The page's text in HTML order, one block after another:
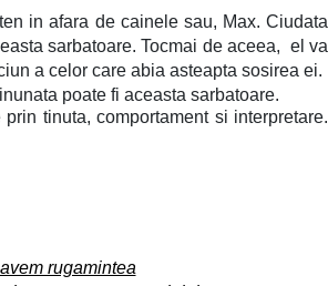
in afara de cainele sau, Max. Ciudata
sarbatoare. Tocmai de aceea, el va
a celor care abia asteapta sosirea ei.
poate fi aceasta sarbatoare.
tinuta, comportament si interpretare.
rugamintea